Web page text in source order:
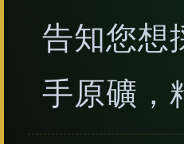
告知您想
手原礦，